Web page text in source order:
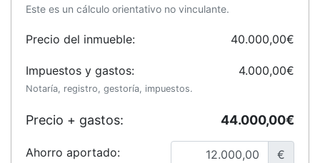
Este es un cálculo orientativo no vinculante.
Precio del inmueble: 40.000,00€
Impuestos y gastos:
Notaría, registro, gestoría, impuestos.
4.000,00€
Precio + gastos: 44.000,00€
Ahorro aportado: €